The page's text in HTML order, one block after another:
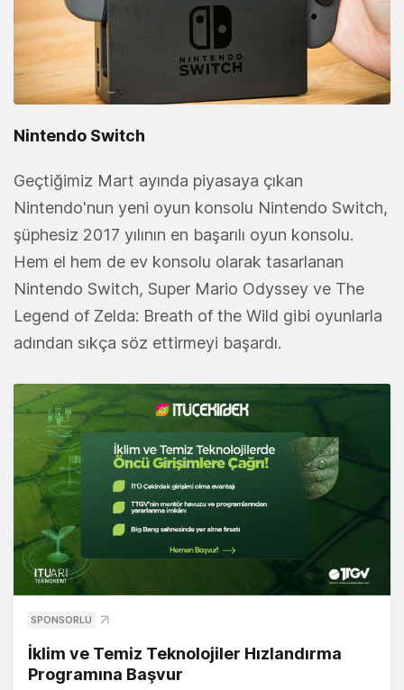
Nintendo Switch
Geçtiğimiz Mart ayında piyasaya çıkan
Nintendo'nun yeni oyun konsolu Nintendo Switch,
şüphesiz 2017 yılının en başarılı oyun konsolu.
Hem el hem de ev konsolu olarak tasarlanan
Nintendo Switch, Super Mario Odyssey ve The
Legend of Zelda: Breath of the Wild gibi oyunlarla
adından sıkça söz ettirmeyi başardı.
SPONSORLU
İklim ve Temiz Teknolojiler Hızlandırma
Programına Başvur